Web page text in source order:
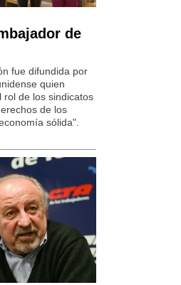
de
fue difundida por
quien
rol de los sindicatos
de los
sólida".